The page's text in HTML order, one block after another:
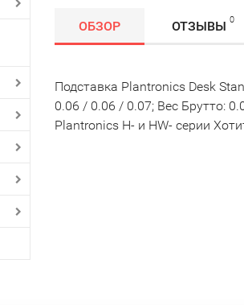
ОБЗОР ОТЗЫВЫ 0
Подставка Plantronics Desk
0.06 / 0.06 / 0.07; Вес Брутто:
Plantronics H- и HW- серии